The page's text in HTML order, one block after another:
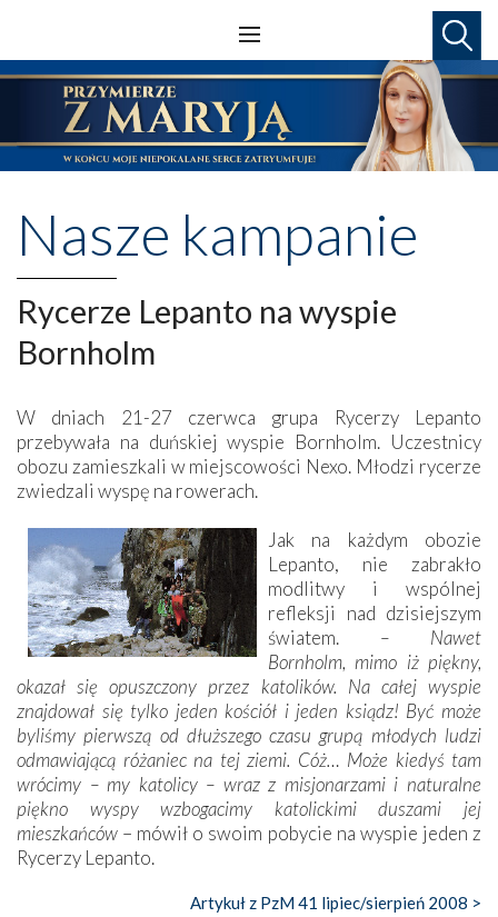
Nasze kampanie
Rycerze Lepanto na wyspie
Bornholm
W dniach 21-27 czerwca grupa Rycerzy Lepanto
przebywała na duńskiej wyspie Bornholm. Uczestnicy
obozu zamieszkali w miejscowości Nexo. Młodzi rycerze
zwiedzali wyspę na rowerach.
Jak na każdym obozie
Lepanto, nie zabrakło
modlitwy i wspólnej
refleksji nad dzisiejszym
światem. – Nawet
Bornholm, mimo iż piękny,
okazał się opuszczony przez katolików. Na całej wyspie
znajdował się tylko jeden kościół i jeden ksiądz! Być może
byliśmy pierwszą od dłuższego czasu grupą młodych ludzi
odmawiającą różaniec na tej ziemi. Cóż… Może kiedyś tam
wrócimy – my katolicy – wraz z misjonarzami i naturalne
piękno wyspy wzbogacimy katolickimi duszami jej
mieszkańców – mówił o swoim pobycie na wyspie jeden z
Rycerzy Lepanto.
Artykuł z PzM 41 lipiec/sierpień 2008 >